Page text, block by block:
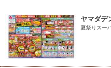
ヤマダデ
夏祭りスー